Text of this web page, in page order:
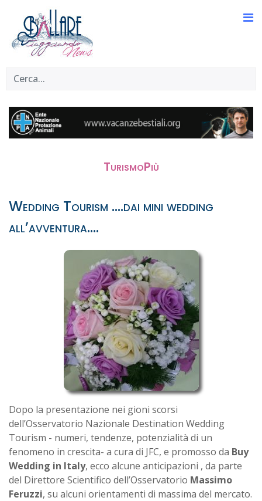
TurismoPiù
Wedding Tourism ....dai mini wedding
all’avventura....
Dopo la presentazione nei gioni scorsi
dell’Osservatorio Nazionale Destination Wedding
Tourism - numeri, tendenze, potenzialità di un
fenomeno in crescita- a cura di JFC, e promosso da Buy
Wedding in Italy, ecco alcune anticipazioni , da parte
del Direttore Scientifico dell’Osservatorio Massimo
Feruzzi, su alcuni orientamenti di massima del mercato.